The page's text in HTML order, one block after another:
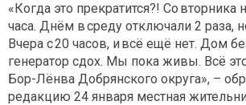
«Когда это прекратится?! Со вторника
часа. Днём в среду отключали 2 раза,
Вчера с 20 часов, и всё ещё нет. Дом
генератор сдох. Мы пока живы. Всё
Бор-Лёнва Добрянского округа», –
редакцию 24 января местная